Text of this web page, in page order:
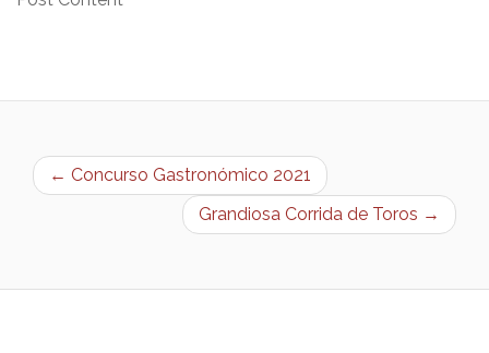
← Concurso Gastronómico 2021
Grandiosa Corrida de Toros →